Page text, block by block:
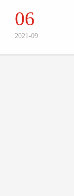
06
2021-09